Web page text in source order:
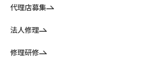
代理店募集
法人修理
修理研修